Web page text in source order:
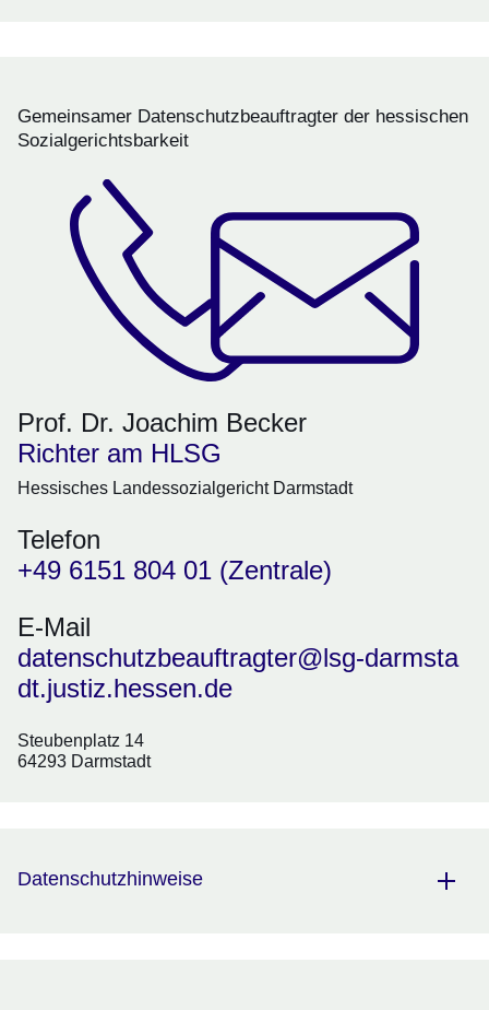
Gemeinsamer Datenschutzbeauftragter der hessischen
Sozialgerichtsbarkeit
Prof. Dr. Joachim Becker
Richter am HLSG
Hessisches Landessozialgericht Darmstadt
Telefon
+49 6151 804 01 (Zentrale)
E-Mail
datenschutzbeauftragter@lsg-darmsta
dt.justiz.hessen.de
Steubenplatz 14
64293 Darmstadt
Datenschutzhinweise